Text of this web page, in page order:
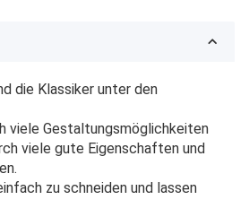
die Klassiker unter den
viele Gestaltungsmöglichkeiten
viele gute Eigenschaften und
zu schneiden und lassen